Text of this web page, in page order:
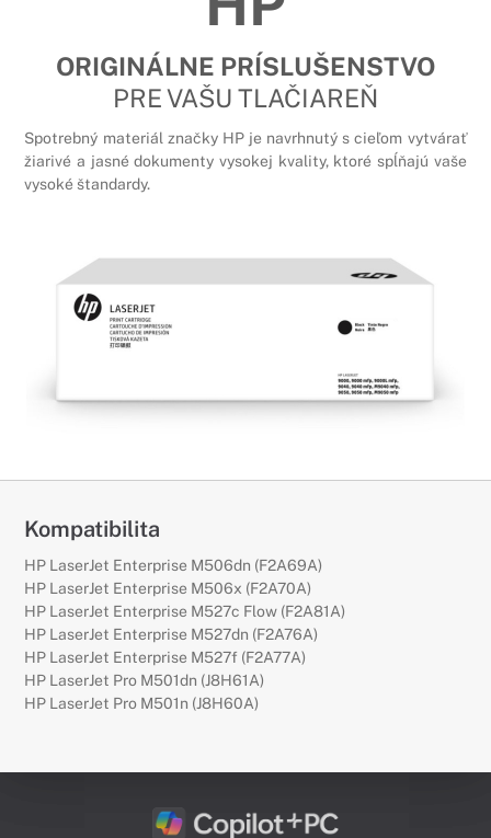
ORIGINÁLNE PRÍSLUŠENSTVO
PRE VAŠU TLAČIAREŇ
Spotrebný materiál značky HP je navrhnutý s cieľom vytvárať
žiarivé a jasné dokumenty vysokej kvality, ktoré spĺňajú vaše
vysoké štandardy.
Kompatibilita
HP LaserJet Enterprise M506dn (F2A69A)
HP LaserJet Enterprise M506x (F2A70A)
HP LaserJet Enterprise M527c Flow (F2A81A)
HP LaserJet Enterprise M527dn (F2A76A)
HP LaserJet Enterprise M527f (F2A77A)
HP LaserJet Pro M501dn (J8H61A)
HP LaserJet Pro M501n (J8H60A)